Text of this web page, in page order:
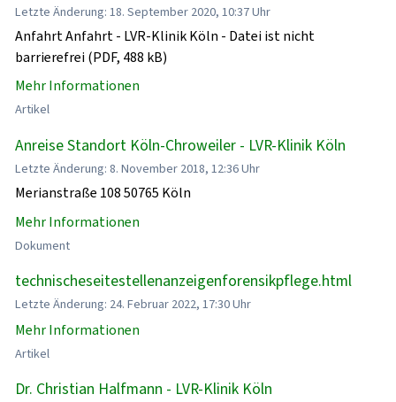
Letzte Änderung: 18. September 2020, 10:37 Uhr
Anfahrt Anfahrt - LVR-Klinik Köln - Datei ist nicht
barrierefrei (PDF, 488 kB)
Mehr Informationen
Artikel
Anreise Standort Köln-Chroweiler - LVR-Klinik Köln
Letzte Änderung: 8. November 2018, 12:36 Uhr
Merianstraße 108 50765 Köln
Mehr Informationen
Dokument
technischeseitestellenanzeigenforensikpflege.html
Letzte Änderung: 24. Februar 2022, 17:30 Uhr
Mehr Informationen
Artikel
Dr. Christian Halfmann - LVR-Klinik Köln